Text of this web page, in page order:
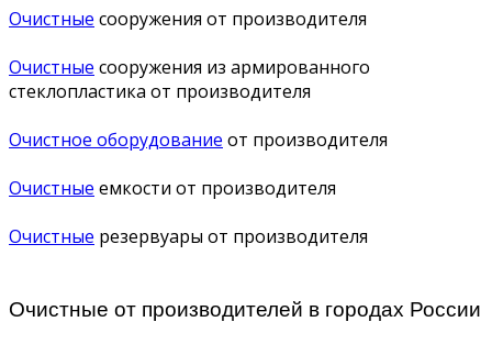
Очистные сооружения от производителя
Очистные сооружения из армированного
стеклопластика от производителя
Очистное оборудование от производителя
Очистные емкости от производителя
Очистные резервуары от производителя
Очистные от производителей в городах России